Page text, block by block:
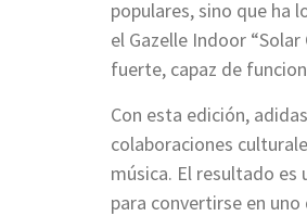
populares, sino que ha
el Gazelle Indoor
fuerte, capaz de
Con esta edición,
colaboraciones
música. El resultado
para convertirse en